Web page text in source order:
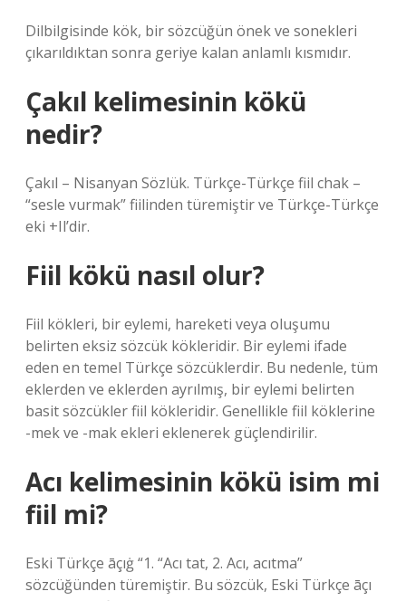
Dilbilgisinde kök, bir sözcüğün önek ve sonekleri
çıkarıldıktan sonra geriye kalan anlamlı kısmıdır.
Çakıl kelimesinin kökü
nedir?
Çakıl – Nisanyan Sözlük. Türkçe-Türkçe fiil chak –
“sesle vurmak” fiilinden türemiştir ve Türkçe-Türkçe
eki +Il’dir.
Fiil kökü nasıl olur?
Fiil kökleri, bir eylemi, hareketi veya oluşumu
belirten eksiz sözcük kökleridir. Bir eylemi ifade
eden en temel Türkçe sözcüklerdir. Bu nedenle, tüm
eklerden ve eklerden ayrılmış, bir eylemi belirten
basit sözcükler fiil kökleridir. Genellikle fiil köklerine
-mek ve -mak ekleri eklenerek güçlendirilir.
Acı kelimesinin kökü isim mi
fiil mi?
Eski Türkçe āçıġ “1. “Acı tat, 2. Acı, acıtma”
sözcüğünden türemiştir. Bu sözcük, Eski Türkçe āçı